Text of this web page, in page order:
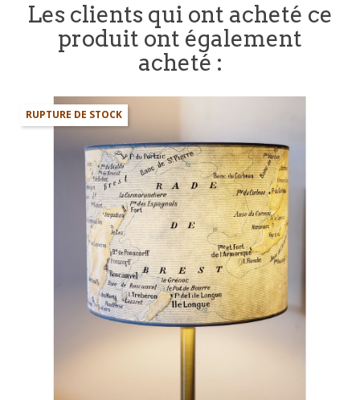
Les clients qui ont acheté ce
produit ont également
acheté :
RUPTURE DE STOCK